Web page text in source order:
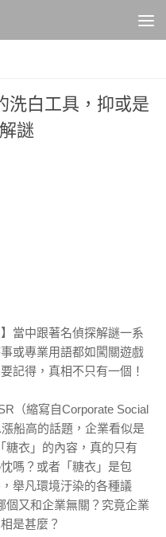
洗白工具，抑或是
謎
當中跟著名偵探解謎一系
或專業用語都如闖關遊戲
記得，真相不只有一個！
（縮寫自Corporate Social
船高的話題，企業看似是
衣」的內容，真的只有
嗎？或者「糖衣」是包
舉凡環境汙染的各種議
又和企業無關？究竟企業
是甚麼？